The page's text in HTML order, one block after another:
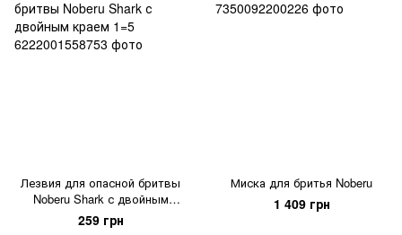
Лезвия для опасной бритвы
Noberu Shark с двойным
краем 1=5
259 грн
Миска для бритья Noberu
1 409 грн